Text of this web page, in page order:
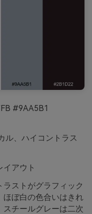
#9AA5B1
ル、ハイコントラス
アウト
ストがグラフィック
ほぼ白の色合いはきれ
チールグレーは二次